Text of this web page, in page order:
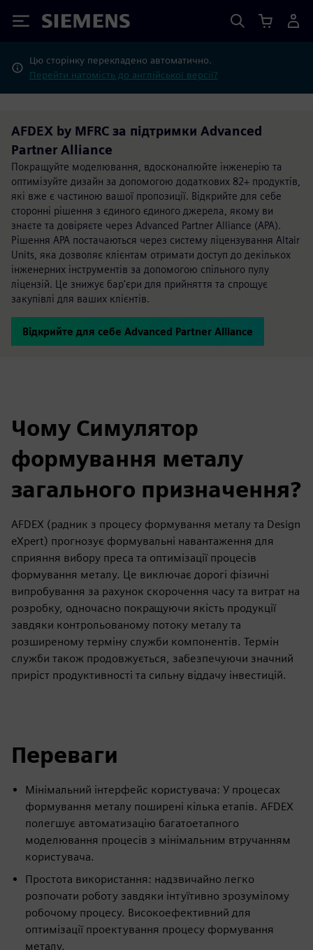
Siemens
Цю сторінку перекладено автоматично.
Перейти натомість до англійської версії?
AFDEX by MFRC за підтримки Advanced
Partner Alliance
Покращуйте моделювання, вдосконалюйте інженерію та
оптимізуйте дизайн за допомогою додаткових 82+ продуктів,
які вже є частиною вашої пропозиції. Відкрийте для себе
сторонні рішення з єдиного єдиного джерела, якому ви
знаєте та довіряєте через Advanced Partner Alliance (APA).
Рішення APA постачаються через систему ліцензування Altair
Units, яка дозволяє клієнтам отримати доступ до декількох
інженерних інструментів за допомогою спільного пулу
ліцензій. Це знижує бар'єри для прийняття та спрощує
закупівлі для ваших клієнтів.
Відкрийте для себе Advanced Partner Alliance
Чому Симулятор
формування металу
загального призначення?
AFDEX (радник з процесу формування металу та Design
eXpert) прогнозує формувальні навантаження для
сприяння вибору преса та оптимізації процесів
формування металу. Це виключає дорогі фізичні
випробування за рахунок скорочення часу та витрат на
розробку, одночасно покращуючи якість продукції
завдяки контрольованому потоку металу та
розширеному терміну служби компонентів. Термін
служби також продовжується, забезпечуючи значний
приріст продуктивності та сильну віддачу інвестицій.
Переваги
Мінімальний інтерфейс користувача: У процесах
формування металу поширені кілька етапів. AFDEX
полегшує автоматизацію багатоетапного
моделювання процесів з мінімальним втручанням
користувача.
Простота використання: надзвичайно легко
розпочати роботу завдяки інтуїтивно зрозумілому
робочому процесу. Високоефективний для
оптимізації проектування процесу формування
металу.